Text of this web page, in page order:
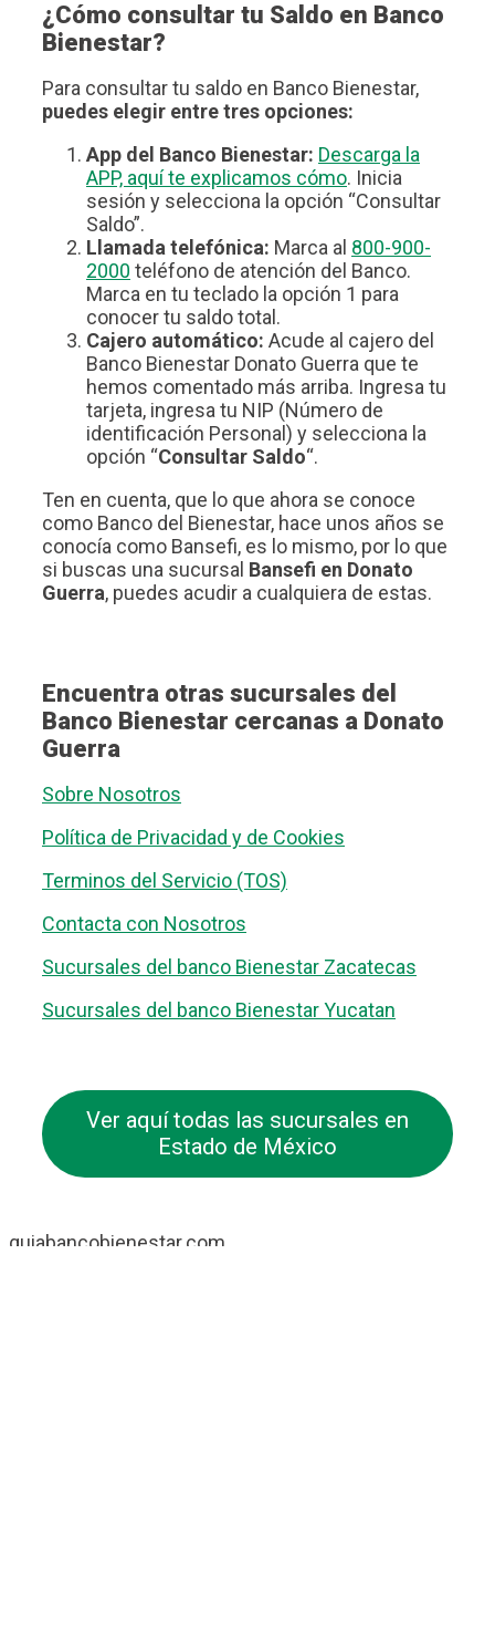
¿Cómo consultar tu Saldo en Banco
Bienestar?
Para consultar tu saldo en Banco Bienestar,
puedes elegir entre tres opciones:
App del Banco Bienestar: Descarga la
APP, aquí te explicamos cómo. Inicia
sesión y selecciona la opción “Consultar
Saldo”.
Llamada telefónica: Marca al 800-900-
2000 teléfono de atención del Banco.
Marca en tu teclado la opción 1 para
conocer tu saldo total.
Cajero automático: Acude al cajero del
Banco Bienestar Donato Guerra que te
hemos comentado más arriba. Ingresa tu
tarjeta, ingresa tu NIP (Número de
identificación Personal) y selecciona la
opción “Consultar Saldo“.
Ten en cuenta, que lo que ahora se conoce
como Banco del Bienestar, hace unos años se
conocía como Bansefi, es lo mismo, por lo que
si buscas una sucursal Bansefi en Donato
Guerra, puedes acudir a cualquiera de estas.
Encuentra otras sucursales del
Banco Bienestar cercanas a Donato
Guerra
Sobre Nosotros
Política de Privacidad y de Cookies
Terminos del Servicio (TOS)
Contacta con Nosotros
Sucursales del banco Bienestar Zacatecas
Sucursales del banco Bienestar Yucatan
Ver aquí todas las sucursales en
Estado de México
guiabancobienestar.com